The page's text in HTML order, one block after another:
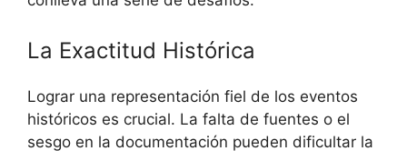
La Exactitud Histórica
Lograr una representación fiel de los eventos
históricos es crucial. La falta de fuentes o el
sesgo en la documentación pueden dificultar la